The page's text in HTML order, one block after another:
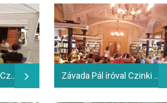
Babiczky Tibor íróval Czinki Ferenc beszélget - 2014.06.14 Závada Pál íróval Czinki Ferenc beszélget - 2014.06.12.